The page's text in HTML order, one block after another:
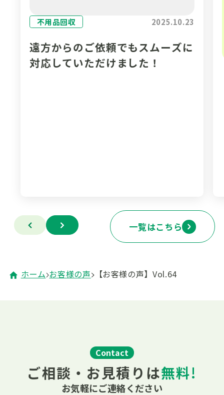
不用品回収 2025.10.23
遠方からのご依頼でもスムーズに
対応していただけました！
一覧はこちら
ホーム お客様の声 【お客様の声】Vol.64
Contact
ご相談・お見積りは無料!
お気軽にご連絡ください